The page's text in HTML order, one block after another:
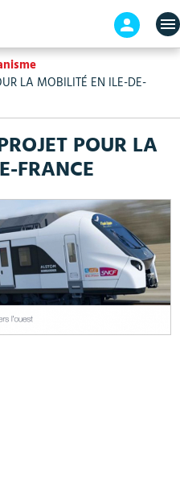
contenu
principal
En-
tête
LA MOBILITÉ EN ILE-DE-
POUR LA
FRANCE